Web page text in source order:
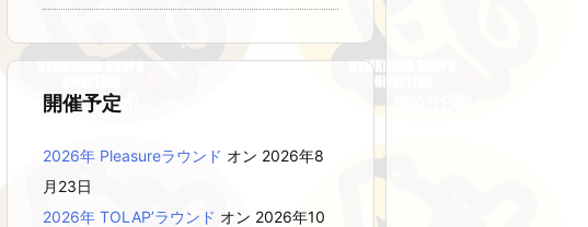
開催予定
2026年 Pleasureラウンド オン 2026年8
月23日
2026年 TOLAP’ラウンド オン 2026年10